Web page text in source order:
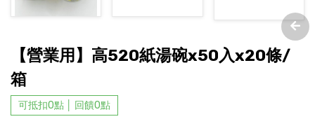
【營業用】高520紙湯碗x50入x20條/
箱
可抵扣0點 │ 回饋0點